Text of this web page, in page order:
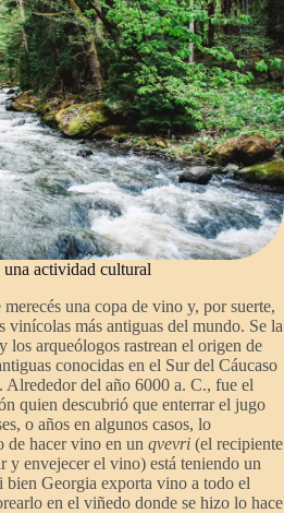
actividad cultural
una copa de vino y, por suerte,
vinícolas más antiguas del mundo. Se la
los arqueólogos rastrean el origen de
conocidas en el Sur del Cáucaso
Alrededor del año 6000 a. C., fue el
quien descubrió que enterrar el jugo
o años en algunos casos, lo
hacer vino en un qvevri (el recipiente
y envejecer el vino) está teniendo un
bien Georgia exporta vino a todo el
en el viñedo donde se hizo lo hace